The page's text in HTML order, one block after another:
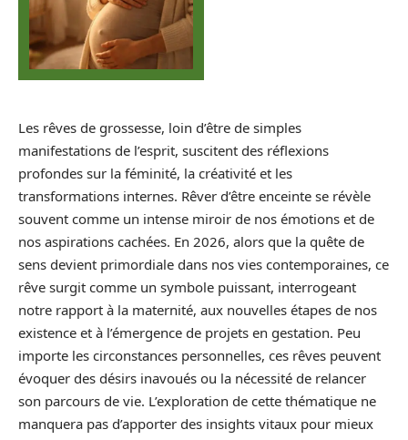
Les rêves de grossesse, loin d’être de simples
manifestations de l’esprit, suscitent des réflexions
profondes sur la féminité, la créativité et les
transformations internes. Rêver d’être enceinte se révèle
souvent comme un intense miroir de nos émotions et de
nos aspirations cachées. En 2026, alors que la quête de
sens devient primordiale dans nos vies contemporaines, ce
rêve surgit comme un symbole puissant, interrogeant
notre rapport à la maternité, aux nouvelles étapes de nos
existence et à l’émergence de projets en gestation. Peu
importe les circonstances personnelles, ces rêves peuvent
évoquer des désirs inavoués ou la nécessité de relancer
son parcours de vie. L’exploration de cette thématique ne
manquera pas d’apporter des insights vitaux pour mieux